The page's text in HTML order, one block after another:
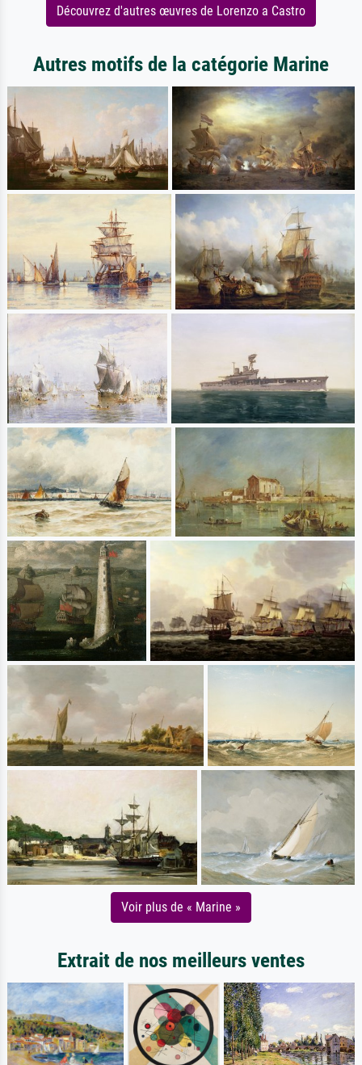
Découvrez d'autres œuvres de Lorenzo a Castro
Autres motifs de la catégorie Marine
Voir plus de « Marine »
Extrait de nos meilleurs ventes